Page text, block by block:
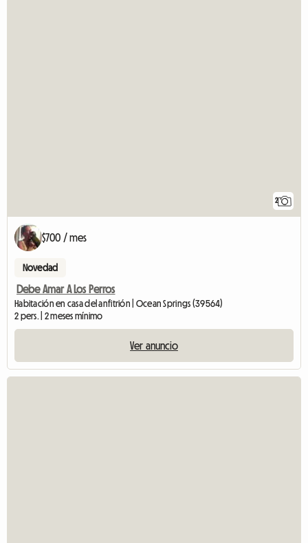
2
$700 / mes
Novedad
Debe Amar A Los Perros
Habitación en casa del anfitrión | Ocean Springs (39564)
2 pers. | 2 meses mínimo
Ver anuncio